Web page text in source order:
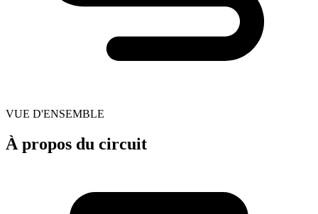
VUE D'ENSEMBLE
À propos du circuit